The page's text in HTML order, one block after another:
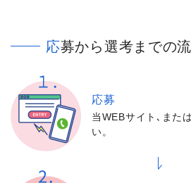
応募から選考までの
応募
当WEBサイト､また
い。